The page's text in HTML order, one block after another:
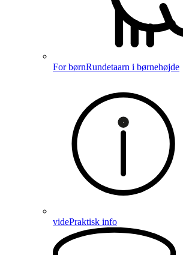
For børnRundetaarn i børnehøjde
videPraktisk info